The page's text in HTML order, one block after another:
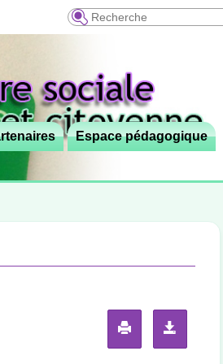
Recherche
Espace pédagogique